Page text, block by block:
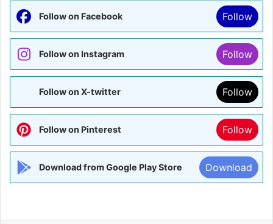
Follow on Facebook Follow
Follow on Instagram Follow
Follow on X-twitter Follow
Follow on Pinterest Follow
Download from Google Play Store Download